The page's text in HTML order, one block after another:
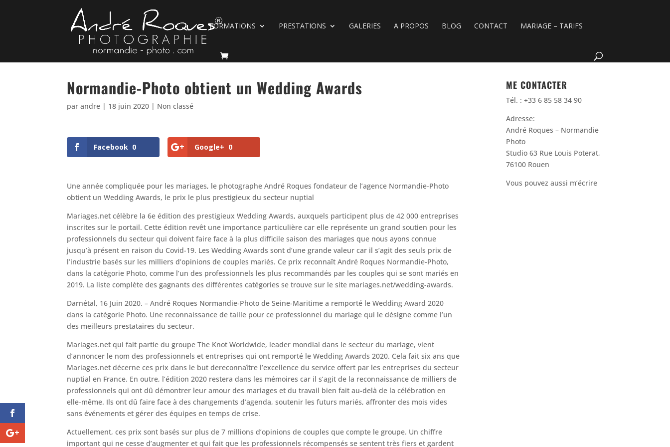
FORMATIONS PRESTATIONS GALERIES A PROPOS BLOG CONTACT MARIAGE – TARIFS
Normandie-Photo obtient un Wedding Awards
parandre | 18 juin 2020 | Non classé
Facebook 0 Google+ 0
Une année compliquée pour les mariages, le photographe André Roques fondateur de l’agence Normandie-Photo
obtient un Wedding Awards, le prix le plus prestigieux du secteur nuptial
Mariages.net célèbre la 6e édition des prestigieux Wedding Awards, auxquels participent plus de 42 000 entreprises
inscrites sur le portail. Cette édition revêt une importance particulière car elle représente un grand soutien pour les
professionnels du secteur qui doivent faire face à la plus difficile saison des mariages que nous ayons connue
jusqu’à présent en raison du Covid-19. Les Wedding Awards sont d’une grande valeur car il s’agit des seuls prix de
l’industrie basés sur les milliers d’opinions de couples mariés. Ce prix reconnaît André Roques Normandie-Photo,
dans la catégorie Photo, comme l’un des professionnels les plus recommandés par les couples qui se sont mariés en
2019. La liste complète des gagnants des différentes catégories se trouve sur le site mariages.net/wedding-awards.
Darnétal, 16 Juin 2020. – André Roques Normandie-Photo de Seine-Maritime a remporté le Wedding Award 2020
dans la catégorie Photo. Une reconnaissance de taille pour ce professionnel du mariage qui le désigne comme l’un
des meilleurs prestataires du secteur.
Mariages.net qui fait partie du groupe The Knot Worldwide, leader mondial dans le secteur du mariage, vient
d’annoncer le nom des professionnels et entreprises qui ont remporté le Wedding Awards 2020. Cela fait six ans que
Mariages.net décerne ces prix dans le but dereconnaître l’excellence du service offert par les entreprises du secteur
nuptial en France. En outre, l’édition 2020 restera dans les mémoires car il s’agit de la reconnaissance de milliers de
professionnels qui ont dû démontrer leur amour des mariages et du travail bien fait au-delà de la célébration en
elle-même. Ils ont dû faire face à des changements d’agenda, soutenir les futurs mariés, affronter des mois vides
sans événements et gérer des équipes en temps de crise.
Actuellement, ces prix sont basés sur plus de 7 millions d’opinions de couples que compte le groupe. Un chiffre
important qui ne cesse d’augmenter et qui fait que les professionnels récompensés se sentent très fiers et gardent
ME CONTACTER
Tél. : +33 6 85 58 34 90
Adresse:
André Roques – Normandie
Photo
Studio 63 Rue Louis Poterat,
76100 Rouen
Vous pouvez aussi m’écrire